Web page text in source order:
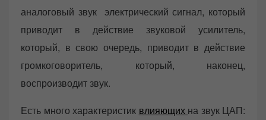
аналоговый звук электрический сигнал, который
приводит в действие звуковой усилитель,
который, в свою очередь, приводит в действие
громкоговоритель, который, наконец,
воспроизводит звук.
Есть много характеристик влияющих на звук ЦАП: